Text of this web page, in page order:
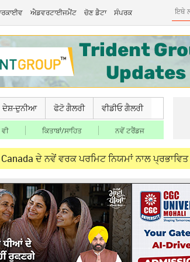
ਐਡਵਰਟਾਈਜਮੈਂਟ ਚੋਣ ਡੈਟਾ ਸੰਪਰਕ
ਦੇਸ਼-ਦੁਨੀਆ ਫੋਟੋ ਗੈਲਰੀ ਵੀਡੀਓ ਗੈਲਰੀ
ਕਿਤਾਬਾਂ/ਸਾਹਿਤ ਨਵੇਂ ਟਰੈਂਡਜ
ਵਰਕ ਪਰਮਿਟ ਨਿਯਮਾਂ ਨਾਲ ਪ੍ਰਭਾਵਿਤ ਪੰਜਾਬੀ